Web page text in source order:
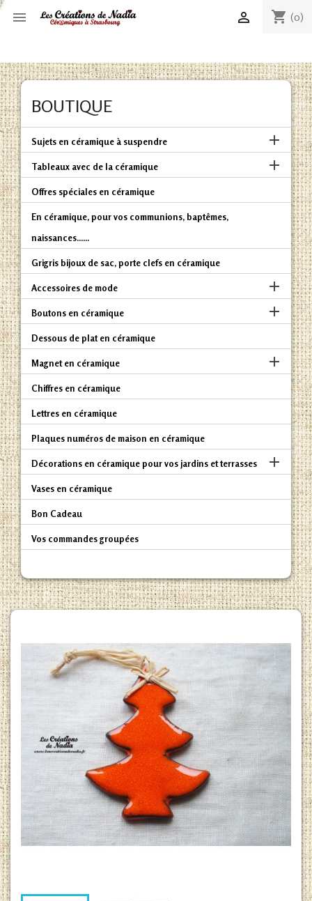
 shopping_cart (0)

BOUTIQUE
Sujets en céramique à suspendre 
Tableaux avec de la céramique 
Offres spéciales en céramique
En céramique, pour vos communions, baptêmes,
naissances......
Grigris bijoux de sac, porte clefs en céramique
Accessoires de mode 
Boutons en céramique 
Dessous de plat en céramique
Magnet en céramique 
Chiffres en céramique
Lettres en céramique
Plaques numéros de maison en céramique
Décorations en céramique pour vos jardins et terrasses 
Vases en céramique
Bon Cadeau
Vos commandes groupées